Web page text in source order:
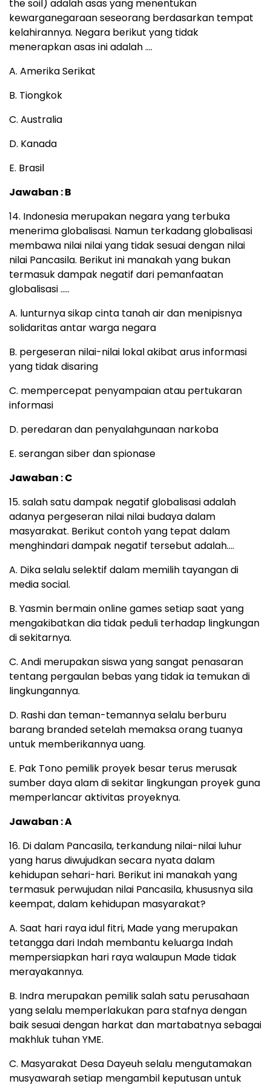
the soil) adalah asas yang menentukan
kewarganegaraan seseorang berdasarkan tempat
kelahirannya. Negara berikut yang tidak
menerapkan asas ini adalah ….
A. Amerika Serikat
B. Tiongkok
C. Australia
D. Kanada
E. Brasil
Jawaban : B
14. Indonesia merupakan negara yang terbuka
menerima globalisasi. Namun terkadang globalisasi
membawa nilai nilai yang tidak sesuai dengan nilai
nilai Pancasila. Berikut ini manakah yang bukan
termasuk dampak negatif dari pemanfaatan
globalisasi …..
A. lunturnya sikap cinta tanah air dan menipisnya
solidaritas antar warga negara
B. pergeseran nilai-nilai lokal akibat arus informasi
yang tidak disaring
C. mempercepat penyampaian atau pertukaran
informasi
D. peredaran dan penyalahgunaan narkoba
E. serangan siber dan spionase
Jawaban : C
15. salah satu dampak negatif globalisasi adalah
adanya pergeseran nilai nilai budaya dalam
masyarakat. Berikut contoh yang tepat dalam
menghindari dampak negatif tersebut adalah….
A. Dika selalu selektif dalam memilih tayangan di
media social.
B. Yasmin bermain online games setiap saat yang
mengakibatkan dia tidak peduli terhadap lingkungan
di sekitarnya.
C. Andi merupakan siswa yang sangat penasaran
tentang pergaulan bebas yang tidak ia temukan di
lingkungannya.
D. Rashi dan teman-temannya selalu berburu
barang branded setelah memaksa orang tuanya
untuk memberikannya uang.
E. Pak Tono pemilik proyek besar terus merusak
sumber daya alam di sekitar lingkungan proyek guna
memperlancar aktivitas proyeknya.
Jawaban : A
16. Di dalam Pancasila, terkandung nilai-nilai luhur
yang harus diwujudkan secara nyata dalam
kehidupan sehari-hari. Berikut ini manakah yang
termasuk perwujudan nilai Pancasila, khususnya sila
keempat, dalam kehidupan masyarakat?
A. Saat hari raya idul fitri, Made yang merupakan
tetangga dari Indah membantu keluarga Indah
mempersiapkan hari raya walaupun Made tidak
merayakannya.
B. Indra merupakan pemilik salah satu perusahaan
yang selalu memperlakukan para stafnya dengan
baik sesuai dengan harkat dan martabatnya sebagai
makhluk tuhan YME.
C. Masyarakat Desa Dayeuh selalu mengutamakan
musyawarah setiap mengambil keputusan untuk